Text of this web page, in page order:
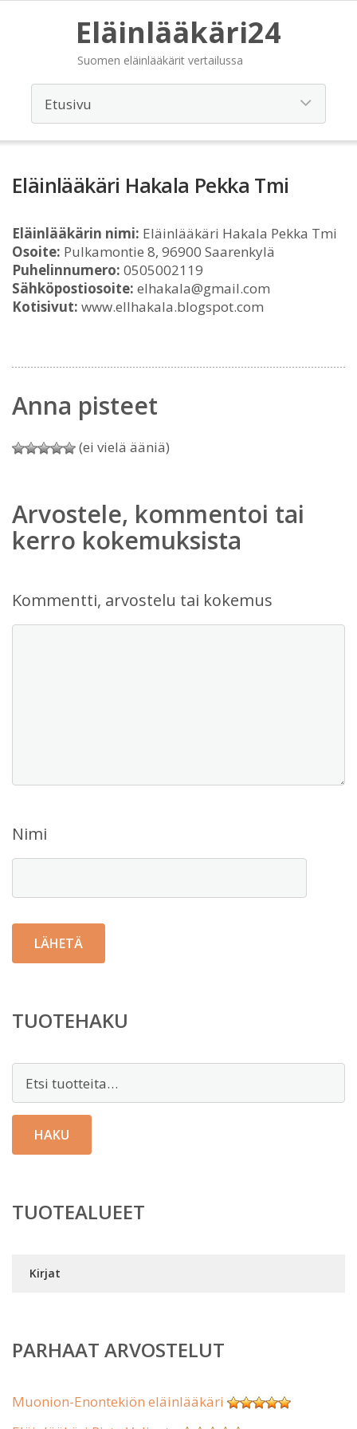
Eläinlääkäri24
Suomen eläinlääkärit vertailussa
Eläinlääkäri Hakala Pekka Tmi
Eläinlääkärin nimi: Eläinlääkäri Hakala Pekka Tmi
Osoite: Pulkamontie 8, 96900 Saarenkylä
Puhelinnumero: 0505002119
Sähköpostiosoite: elhakala@gmail.com
Kotisivut: www.ellhakala.blogspot.com
Anna pisteet
(ei vielä ääniä)
Arvostele, kommentoi tai
kerro kokemuksista
Kommentti, arvostelu tai kokemus
Nimi
TUOTEHAKU
HAKU
TUOTEALUEET
Kirjat
PARHAAT ARVOSTELUT
Muonion-Enontekiön eläinlääkäri